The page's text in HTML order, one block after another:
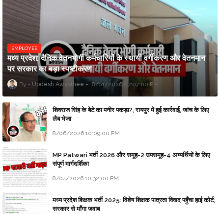
EMPLOYEE
मध्य प्रदेश: दैनिक वेतनभोगी कर्मचारियों के स्थायी वर्गीकरण और वेतनमान
पर सरकार का बड़ा स्पष्टीकरण
Updesh Awasthee 8/01/2026 07:07:00 PM
शिवराज सिंह के बेटे का पनीर पकड़ा?, रायपुर में हुई कार्रवाई, जांच के लिए
लैब भेजा
8/06/2026 10:09:00 PM
MP Patwari भर्ती 2026 और समूह-2 उपसमूह-4 अभ्यर्थियों के लिए
संपूर्ण मार्गदर्शिका
8/04/2026 10:32:00 PM
मध्य प्रदेश शिक्षक भर्ती 2025: विशेष शिक्षक पात्रता विवाद पहुँचा हाई कोर्ट;
सरकार से माँगा जवाब